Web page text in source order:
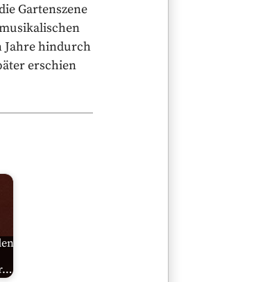
Gartenszene
Jahre hindurch
erschien